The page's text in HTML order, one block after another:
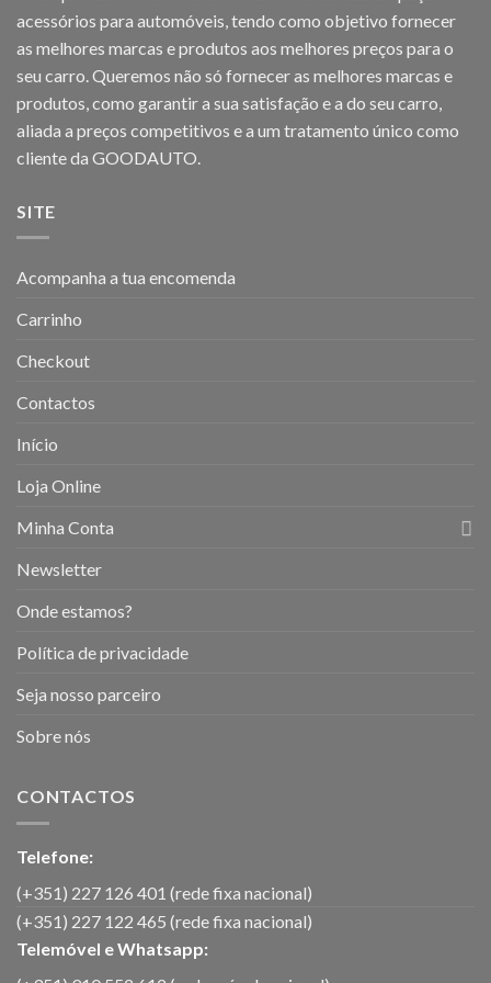
acessórios para automóveis, tendo como objetivo fornecer
as melhores marcas e produtos aos melhores preços para o
seu carro. Queremos não só fornecer as melhores marcas e
produtos, como garantir a sua satisfação e a do seu carro,
aliada a preços competitivos e a um tratamento único como
cliente da GOODAUTO.
SITE
Acompanha a tua encomenda
Carrinho
Checkout
Contactos
Início
Loja Online
Minha Conta
Newsletter
Onde estamos?
Política de privacidade
Seja nosso parceiro
Sobre nós
CONTACTOS
Telefone:
(+351) 227 126 401 (rede fixa nacional)
(+351) 227 122 465 (rede fixa nacional)
Telemóvel e Whatsapp: